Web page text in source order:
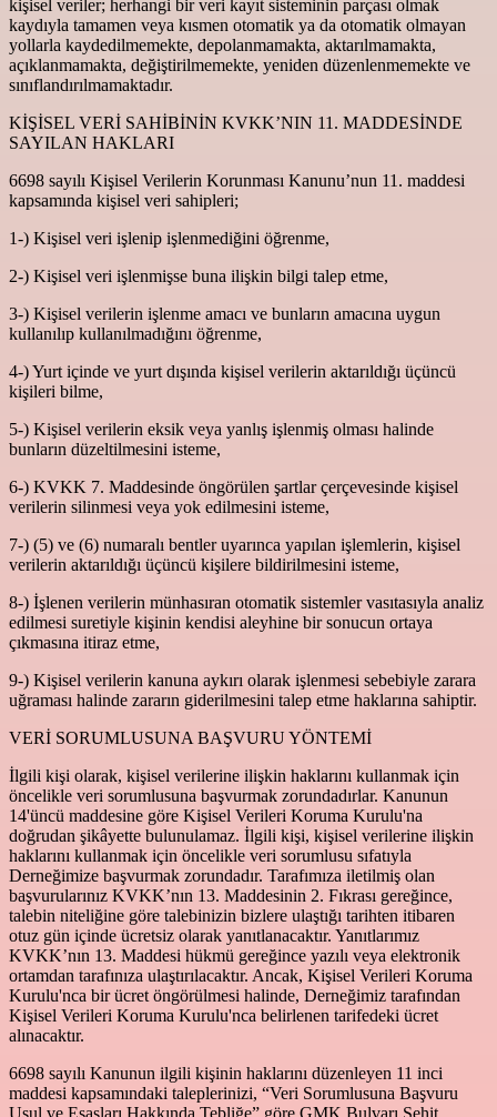
kişisel veriler; herhangi bir veri kayıt sisteminin parçası olmak
kaydıyla tamamen veya kısmen otomatik ya da otomatik olmayan
yollarla kaydedilmemekte, depolanmamakta, aktarılmamakta,
açıklanmamakta, değiştirilmemekte, yeniden düzenlenmemekte ve
sınıflandırılmamaktadır.
KİŞİSEL VERİ SAHİBİNİN KVKK’NIN 11. MADDESİNDE
SAYILAN HAKLARI
6698 sayılı Kişisel Verilerin Korunması Kanunu’nun 11. maddesi
kapsamında kişisel veri sahipleri;
1-) Kişisel veri işlenip işlenmediğini öğrenme,
2-) Kişisel veri işlenmişse buna ilişkin bilgi talep etme,
3-) Kişisel verilerin işlenme amacı ve bunların amacına uygun
kullanılıp kullanılmadığını öğrenme,
4-) Yurt içinde ve yurt dışında kişisel verilerin aktarıldığı üçüncü
kişileri bilme,
5-) Kişisel verilerin eksik veya yanlış işlenmiş olması halinde
bunların düzeltilmesini isteme,
6-) KVKK 7. Maddesinde öngörülen şartlar çerçevesinde kişisel
verilerin silinmesi veya yok edilmesini isteme,
7-) (5) ve (6) numaralı bentler uyarınca yapılan işlemlerin, kişisel
verilerin aktarıldığı üçüncü kişilere bildirilmesini isteme,
8-) İşlenen verilerin münhasıran otomatik sistemler vasıtasıyla analiz
edilmesi suretiyle kişinin kendisi aleyhine bir sonucun ortaya
çıkmasına itiraz etme,
9-) Kişisel verilerin kanuna aykırı olarak işlenmesi sebebiyle zarara
uğraması halinde zararın giderilmesini talep etme haklarına sahiptir.
VERİ SORUMLUSUNA BAŞVURU YÖNTEMİ
İlgili kişi olarak, kişisel verilerine ilişkin haklarını kullanmak için
öncelikle veri sorumlusuna başvurmak zorundadırlar. Kanunun
14'üncü maddesine göre Kişisel Verileri Koruma Kurulu'na
doğrudan şikâyette bulunulamaz. İlgili kişi, kişisel verilerine ilişkin
haklarını kullanmak için öncelikle veri sorumlusu sıfatıyla
Derneğimize başvurmak zorundadır. Tarafımıza iletilmiş olan
başvurularınız KVKK’nın 13. Maddesinin 2. Fıkrası gereğince,
talebin niteliğine göre talebinizin bizlere ulaştığı tarihten itibaren
otuz gün içinde ücretsiz olarak yanıtlanacaktır. Yanıtlarımız
KVKK’nın 13. Maddesi hükmü gereğince yazılı veya elektronik
ortamdan tarafınıza ulaştırılacaktır. Ancak, Kişisel Verileri Koruma
Kurulu'nca bir ücret öngörülmesi halinde, Derneğimiz tarafından
Kişisel Verileri Koruma Kurulu'nca belirlenen tarifedeki ücret
alınacaktır.
6698 sayılı Kanunun ilgili kişinin haklarını düzenleyen 11 inci
maddesi kapsamındaki taleplerinizi, “Veri Sorumlusuna Başvuru